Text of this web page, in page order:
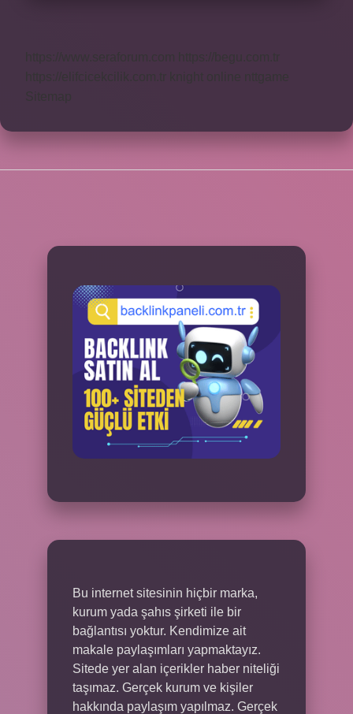
Bu internet sitesinin hiçbir marka,
kurum yada şahıs şirketi ile bir
bağlantısı yoktur. Kendimize ait
makale paylaşımları yapmaktayız.
Sitede yer alan içerikler haber niteliği
taşımaz. Gerçek kurum ve kişiler
hakkında paylaşım yapılmaz. Gerçek